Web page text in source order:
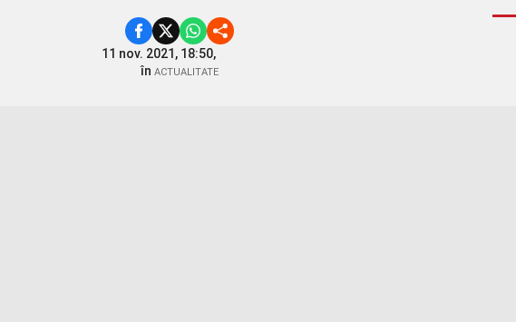
11 nov. 2021, 18:50,
în ACTUALITATE